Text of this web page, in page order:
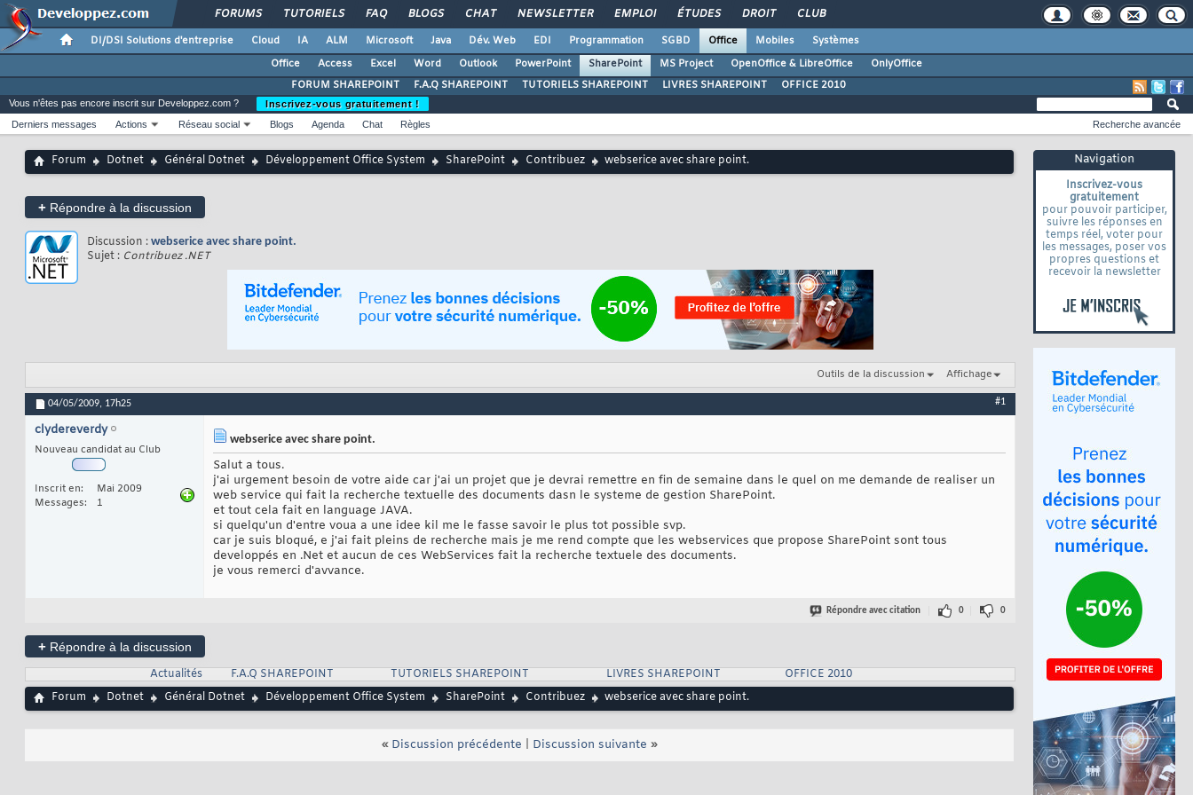
FORUMS TUTORIELS FAQ BLOGS CHAT NEWSLETTER EMPLOI ÉTUDES DROIT CLUB
DI/DSI Solutions d'entreprise Cloud IA ALM Microsoft Java Dév. Web EDI Programmation SGBD Office Mobiles
Systèmes
Office
Access Excel Word Outlook PowerPoint SharePoint MS Project OpenOffice & LibreOffice
OnlyOffice
FORUM SHAREPOINT
F.A.Q SHAREPOINT TUTORIELS SHAREPOINT LIVRES SHAREPOINT OFFICE 2010
Navigation
Inscrivez-vous
gratuitement
pour pouvoir participer,
suivre les réponses en
temps réel, voter pour
les messages, poser vos
propres questions et
recevoir la newsletter
Vous n'êtes pas encore inscrit sur Developpez.com ?
Inscrivez-vous gratuitement !
Derniers messages
Actions Réseau social Blogs Agenda Chat Règles Recherche avancée
Forum Dotnet Général Dotnet Développement Office System SharePoint Contribuez webserice avec share point.
+ Répondre à la discussion
Discussion : webserice avec share point.
Sujet : Contribuez .NET
Outils de la discussion Affichage
04/05/2009, 17h25 #1
clydereverdy
Nouveau candidat au Club
Inscrit en
Mai 2009
Messages
1
webserice avec share point.
Salut a tous.
j'ai urgement besoin de votre aide car j'ai un projet que je devrai remettre en fin de semaine dans le quel on me demande de realiser un
web service qui fait la recherche textuelle des documents dasn le systeme de gestion SharePoint.
et tout cela fait en language JAVA.
si quelqu'un d'entre voua a une idee kil me le fasse savoir le plus tot possible svp.
car je suis bloqué, e j'ai fait pleins de recherche mais je me rend compte que les webservices que propose SharePoint sont tous
developpés en .Net et aucun de ces WebServices fait la recherche textuele des documents.
je vous remerci d'avvance.
Répondre avec citation 0 0
+ Répondre à la discussion
Actualités
F.A.Q SHAREPOINT TUTORIELS SHAREPOINT LIVRES SHAREPOINT
OFFICE 2010
Forum
Dotnet Général Dotnet Développement Office System SharePoint Contribuez webserice avec share point.
« Discussion précédente Discussion suivante »